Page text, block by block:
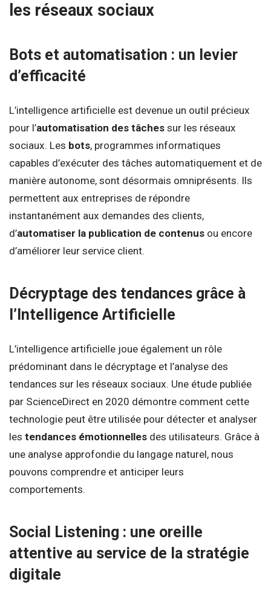
les réseaux sociaux
Bots et automatisation : un levier
d’efficacité
L’intelligence artificielle est devenue un outil précieux
pour l’automatisation des tâches sur les réseaux
sociaux. Les bots, programmes informatiques
capables d’exécuter des tâches automatiquement et de
manière autonome, sont désormais omniprésents. Ils
permettent aux entreprises de répondre
instantanément aux demandes des clients,
d’automatiser la publication de contenus ou encore
d’améliorer leur service client.
Décryptage des tendances grâce à
l’Intelligence Artificielle
L’intelligence artificielle joue également un rôle
prédominant dans le décryptage et l’analyse des
tendances sur les réseaux sociaux. Une étude publiée
par ScienceDirect en 2020 démontre comment cette
technologie peut être utilisée pour détecter et analyser
les tendances émotionnelles des utilisateurs. Grâce à
une analyse approfondie du langage naturel, nous
pouvons comprendre et anticiper leurs
comportements.
Social Listening : une oreille
attentive au service de la stratégie
digitale